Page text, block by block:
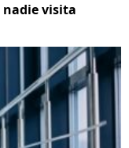
nadie visita